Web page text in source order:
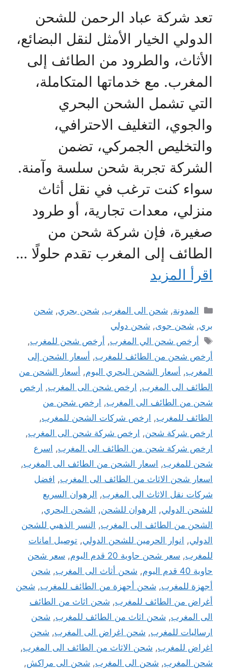
تعد شركة عباد الرحمن للشحن
الدولي الخيار الأمثل لنقل البضائع،
الأثاث، والطرود من الطائف إلى
المغرب. مع خدماتها المتكاملة،
التي تشمل الشحن البحري
والجوي، التغليف الاحترافي،
والتخليص الجمركي، تضمن
الشركة تجربة شحن سلسة وآمنة.
سواء كنت ترغب في نقل أثاث
منزلي، معدات تجارية، أو طرود
صغيرة، فإن شركة شحن من
الطائف إلى المغرب تقدم حلولًا …
اقرأ المزيد
التصنيفات
المدونة, شحن الى المغرب, شحن بحري, شحن
بري, شحن جوى, شحن دولي
الوسوم
أرخص شحن الي المغرب, أرخص شحن للمغرب,
أرخص شحن من الطائف للمغرب, أسعار الشحن إلى
المغرب, أسعار الشحن البحري اليوم, أسعار الشحن من
الطائف الى المغرب, ارخص شحن الى المغرب, ارخص
شحن من الطائف الى المغرب, ارخص شحن من
الطائف للمغرب, ارخص شركات الشحن للمغرب,
ارخص شركة شحن, ارخص شركة شحن الى المغرب,
ارخص شركة شحن من الطائف الى المغرب, اسرع
شحن للمغرب, اسعار الشحن من الطائف الى المغرب,
اسعار شحن الاثاث من الطائف الى المغرب, افضل
شركات نقل الاثاث الى المغرب, الرهوان السريع
للشحن الدولي, الرهوان للشحن, الشحن البحري,
الشحن من الطائف الى المغرب, النسر الذهبي للشحن
الدولي, انوار الحرمين للشحن الدولي, توصيل امانات
للمغرب, سعر شحن حاوية 20 قدم اليوم , سعر شحن
حاوية 40 قدم اليوم
, شحن أثاث الى المغرب, شحن
أجهزة للمغرب, شحن أجهزة من الطائف للمغرب, شحن
أغراض من الطائف للمغرب, شحن اثاث من الطائف
الى المغرب, شحن اثاث من الطائف للمغرب, شحن
ارساليات للمغرب, شحن اغراض الى المغرب, شحن
اغراض للمغرب, شحن الاثاث من الطائف الى المغرب,
شحن المغرب, شحن الى المغرب, شحن الى مراكش,